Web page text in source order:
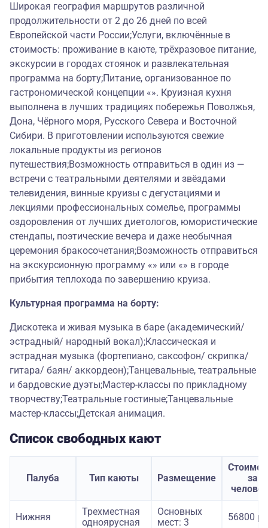
Широкая география маршрутов различной
продолжительности от 2 до 26 дней по всей
Европейской части России;Услуги, включённые в
стоимость: проживание в каюте, трёхразовое питание,
экскурсии в городах стоянок и развлекательная
программа на борту;Питание, организованное по
гастрономической концепции «». Круизная кухня
выполнена в лучших традициях побережья Поволжья,
Дона, Чёрного моря, Русского Севера и Восточной
Сибири. В приготовлении используются свежие
локальные продукты из регионов
путешествия;Возможность отправиться в один из —
встречи с театральными деятелями и звёздами
телевидения, винные круизы с дегустациями и
лекциями профессиональных сомелье, программы
оздоровления от лучших диетологов, юмористические
стендапы, поэтические вечера и даже необычная
церемония бракосочетания;Возможность отправиться
на экскурсионную программу «» или «» в городе
прибытия теплохода по завершению круиза.
Культурная программа на борту:
Дискотека и живая музыка в баре (академический/
эстрадный/ народный вокал);Классическая и
эстрадная музыка (фортепиано, саксофон/ скрипка/
гитара/ баян/ аккордеон);Танцевальные, театральные
и бардовские дуэты;Мастер-классы по прикладному
творчеству;Театральные гостиные;Танцевальные
мастер-классы;Детская анимация.
Список свободных кают
Палуба Тип каюты Размещение
за
Нижняя
Трехместная
одноярусная
Основных
мест: 3
56800